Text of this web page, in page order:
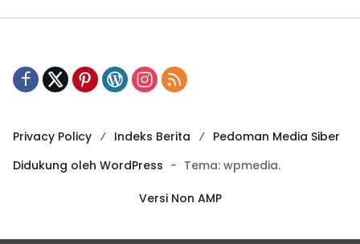
Privacy Policy Indeks Berita
Pedoman Media Siber
Didukung oleh WordPress - Tema: wpmedia.
Versi Non AMP